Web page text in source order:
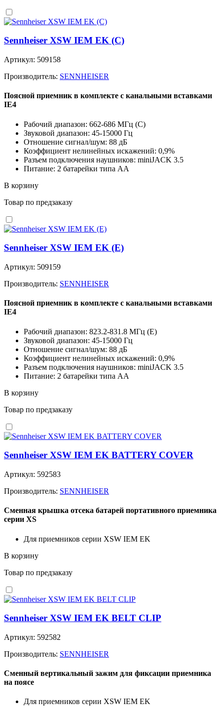
Sennheiser XSW IEM EK (C)
Артикул: 509158
Производитель: SENNHEISER
Поясной приемник в комплекте с канальными вставками
IE4
Рабочий диапазон: 662-686 MГц (C)
Звуковой диапазон: 45-15000 Гц
Отношение сигнал/шум: 88 дБ
Коэффициент нелинейных искажений: 0,9%
Разъем подключения наушников: miniJACK 3.5
Питание: 2 батарейки типа АА
В корзину
Товар по предзаказу
Sennheiser XSW IEM EK (E)
Артикул: 509159
Производитель: SENNHEISER
Поясной приемник в комплекте с канальными вставками
IE4
Рабочий диапазон: 823.2-831.8 MГц (E)
Звуковой диапазон: 45-15000 Гц
Отношение сигнал/шум: 88 дБ
Коэффициент нелинейных искажений: 0,9%
Разъем подключения наушников: miniJACK 3.5
Питание: 2 батарейки типа АА
В корзину
Товар по предзаказу
Sennheiser XSW IEM EK BATTERY COVER
Артикул: 592583
Производитель: SENNHEISER
Сменная крышка отсека батарей портативного приемника
серии XS
Для приемников серии XSW IEM EK
В корзину
Товар по предзаказу
Sennheiser XSW IEM EK BELT CLIP
Артикул: 592582
Производитель: SENNHEISER
Сменный вертикальный зажим для фиксации приемника
на поясе
Для приемников серии XSW IEM EK